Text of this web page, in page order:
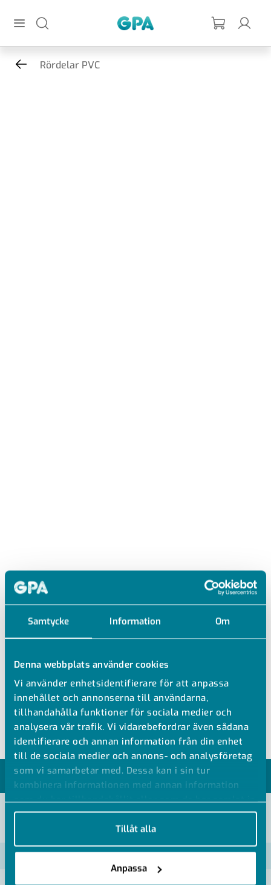
Samtycke Information Om
Denna webbplats använder cookies
Vi använder enhetsidentifierare för att anpassa
innehållet och annonserna till användarna,
tillhandahålla funktioner för sociala medier och
analysera vår trafik. Vi vidarebefordrar även sådana
identifierare och annan information från din enhet
till de sociala medier och annons- och analysföretag
som vi samarbetar med. Dessa kan i sin tur
kombinera informationen med annan information
som du har tillhandahållit eller som de har samlat in
när du har använt deras tjänster.
Tillåt alla
Anpassa
Rördelar PVC
YIV
PVC T-RÖR 45°
PVC-U T-rör 45°
Se PN för vatten vid +20 °C under modeller
temperaturer
Invändig lim
MODELLER
VISA ALLA MÅTT +
Artikelnummer RSK
YIV020 2266112